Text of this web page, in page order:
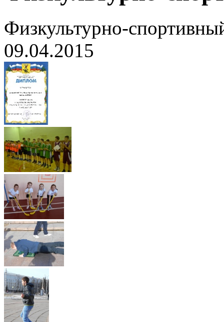
Физкультурно-
09.04.2015